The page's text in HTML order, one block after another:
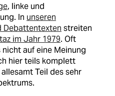
, linke und
In unseren
Debattentexten streiten
im Jahr 1979. Oft
auf eine Meinung
hier teils komplett
Teil des sehr